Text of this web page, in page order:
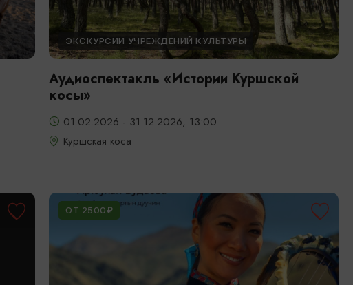
ЭКСКУРСИИ УЧРЕЖДЕНИЙ КУЛЬТУРЫ
Аудиоспектакль «Истории Куршской
косы»
01.02.2026 - 31.12.2026, 13:00
Куршская коса
ОТ 2500₽